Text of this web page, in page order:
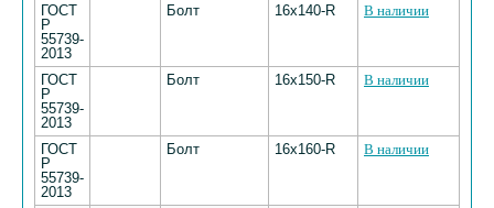
ГОСТ
Р
55739-
2013
Болт 16х140-R В наличии
ГОСТ
Р
55739-
2013
Болт 16х150-R В наличии
ГОСТ
Р
55739-
2013
Болт 16х160-R В наличии